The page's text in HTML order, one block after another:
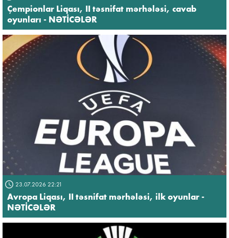
Çempionlar Liqası, II təsnifat mərhələsi, cavab
oyunları - NƏTİCƏLƏR
23.07.2026 22:21
Avropa Liqası, II təsnifat mərhələsi, ilk oyunlar -
NƏTİCƏLƏR